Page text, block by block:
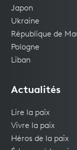
Japon
Ukraine
République de
Pologne
Liban
Actualités
Lire la paix
Vivre la paix
Héros de la paix